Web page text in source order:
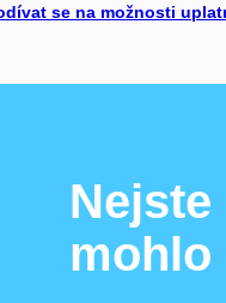
se na možnosti
mohlo